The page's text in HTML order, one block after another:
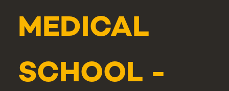
MEDICAL
SCHOOL -